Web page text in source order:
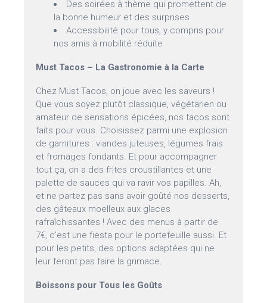
Des soirées à thème qui promettent de
la bonne humeur et des surprises
Accessibilité pour tous, y compris pour
nos amis à mobilité réduite
Must Tacos – La Gastronomie à la Carte
Chez Must Tacos, on joue avec les saveurs !
Que vous soyez plutôt classique, végétarien ou
amateur de sensations épicées, nos tacos sont
faits pour vous. Choisissez parmi une explosion
de garnitures : viandes juteuses, légumes frais
et fromages fondants. Et pour accompagner
tout ça, on a des frites croustillantes et une
palette de sauces qui va ravir vos papilles. Ah,
et ne partez pas sans avoir goûté nos desserts,
des gâteaux moelleux aux glaces
rafraîchissantes ! Avec des menus à partir de
7€, c’est une fiesta pour le portefeuille aussi. Et
pour les petits, des options adaptées qui ne
leur feront pas faire la grimace.
Boissons pour Tous les Goûts